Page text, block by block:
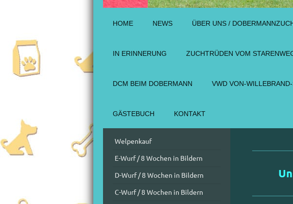
HOME NEWS ÜBER UNS /
IN ERINNERUNG ZUCHTRÜDEN VOM
DCM BEIM DOBERMANN VWD VON-
GÄSTEBUCH KONTAKT
Welpenkauf
E-Wurf / 8 Wochen in Bildern
D-Wurf / 8 Wochen in Bildern
C-Wurf / 8 Wochen in Bildern